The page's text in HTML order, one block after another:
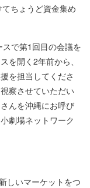
ちょうど資金集め
で第1回目の会議を
を開く2年前から、
を担当してくださ
察させていただい
んを沖縄にお呼び
劇場ネットワーク
しいマーケットをつ